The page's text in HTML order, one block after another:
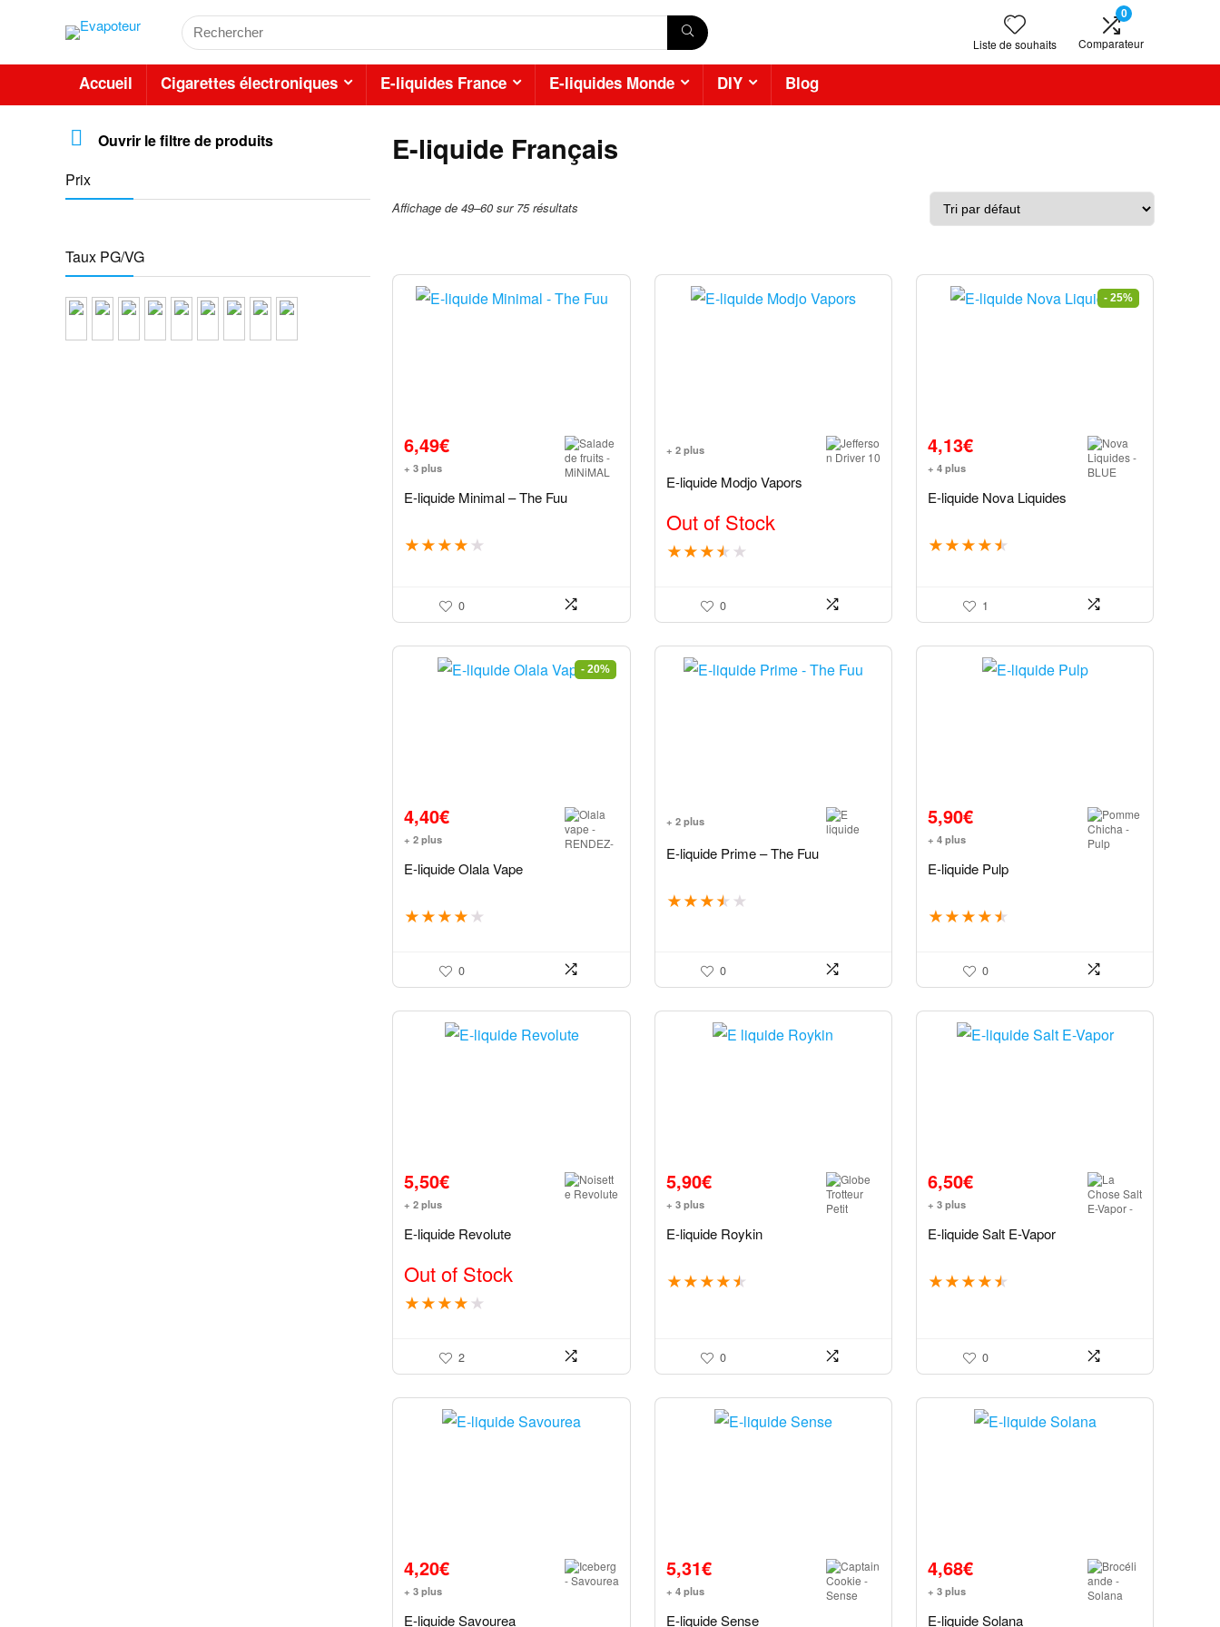
Liste de souhaits
0
Comparateur
Accueil Cigarettes électroniques E-liquides France E-liquides Monde DIY Blog
Ouvrir le filtre de produits
Prix
Taux PG/VG
E-liquide Français
Affichage de 49–60 sur 75 résultats
6,49€
+ 3 plus
E-liquide Minimal – The Fuu
★★★★ ★
0
+ 2 plus
E-liquide Modjo Vapors
Out of Stock
★★★★ ★
0
- 25%
4,13€
+ 4 plus
E-liquide Nova Liquides
★★★★★
1
- 20%
4,40€
+ 2 plus
E-liquide Olala Vape
★★★★ ★
0
+ 2 plus
E-liquide Prime – The Fuu
★★★★ ★
0
5,90€
+ 4 plus
E-liquide Pulp
★★★★★
0
5,50€
+ 2 plus
E-liquide Revolute
Out of Stock
★★★★ ★
2
5,90€
+ 3 plus
E-liquide Roykin
★★★★★
0
6,50€
+ 3 plus
E-liquide Salt E-Vapor
★★★★★
0
4,20€
+ 3 plus
E-liquide Savourea
5,31€
+ 4 plus
E-liquide Sense
4,68€
+ 3 plus
E-liquide Solana